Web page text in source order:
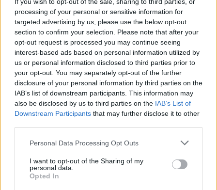
processing of your personal or sensitive information for
targeted advertising by us, please use the below opt-out
section to confirm your selection. Please note that after your
opt-out request is processed you may continue seeing
interest-based ads based on personal information utilized by
us or personal information disclosed to third parties prior to
your opt-out. You may separately opt-out of the further
disclosure of your personal information by third parties on the
IAB’s list of downstream participants. This information may
also be disclosed by us to third parties on the IAB’s List of
Downstream Participants that may further disclose it to other
Personal Data Processing Opt Outs
I want to opt-out of the Sharing of my
personal data.
Opted In
Παραλύει η χώρα από τη 24ωρη απεργία
ΓΣΕΕ και ΑΔΕΔΥ ενάντια στο νέο εργασιακό
νομοσχέδιο